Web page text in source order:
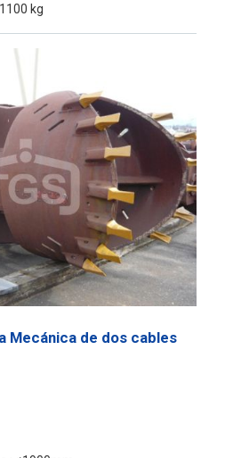
kg
Mecánica de dos cables